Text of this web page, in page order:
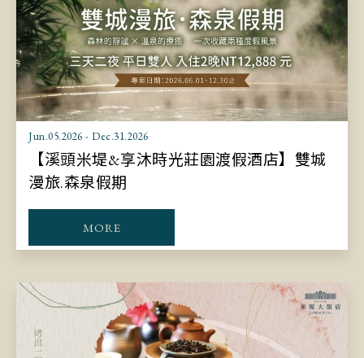
Jun.05.2026 - Dec.31.2026
【溪頭米堤&享沐時光莊園渡假酒店】雙城
漫旅.森泉假期
MORE